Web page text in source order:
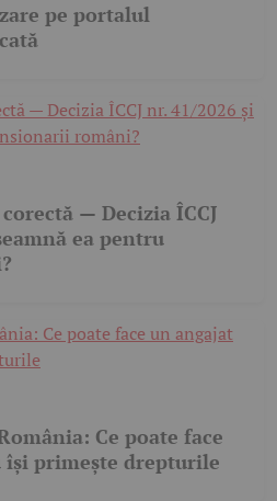
pe portalul
— Decizia ÎCCJ
ea pentru
Ce poate face
își primește drepturile